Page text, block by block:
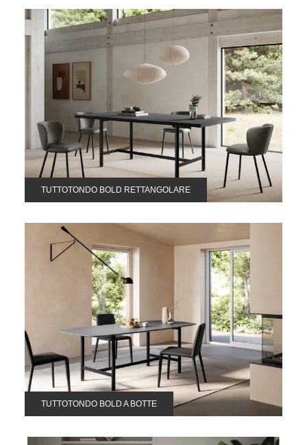
TUTTOTONDO BOLD RETTANGOLARE
TUTTOTONDO BOLD A BOTTE